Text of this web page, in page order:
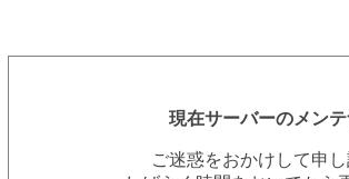
現在サーバーのメンテ
ご迷惑をおかけして申し